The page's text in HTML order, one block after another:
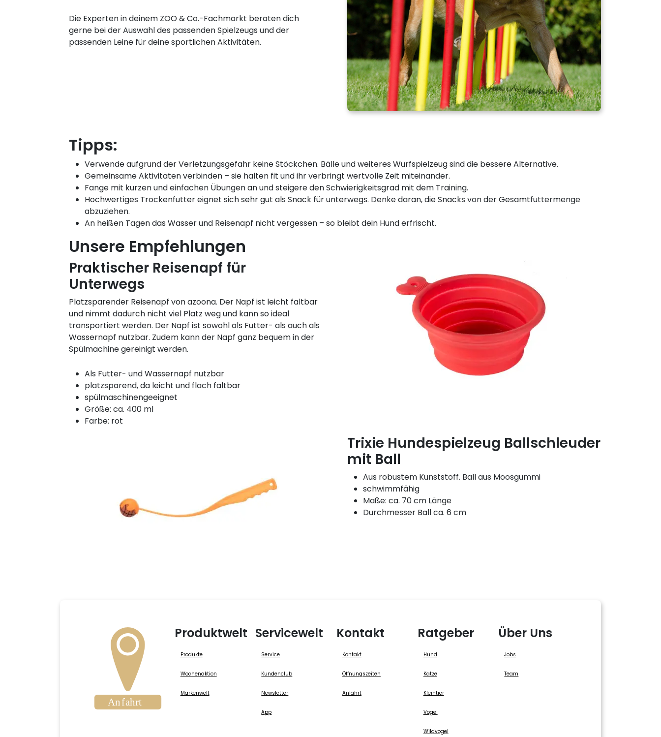
Die Experten in deinem ZOO & Co.-Fachmarkt beraten dich
gerne bei der Auswahl des passenden Spielzeugs und der
passenden Leine für deine sportlichen Aktivitäten.
Tipps:
Verwende aufgrund der Verletzungsgefahr keine Stöckchen. Bälle und weiteres Wurfspielzeug sind die bessere Alternative.
Gemeinsame Aktivitäten verbinden – sie halten fit und ihr verbringt wertvolle Zeit miteinander.
Fange mit kurzen und einfachen Übungen an und steigere den Schwierigkeitsgrad mit dem Training.
Hochwertiges Trockenfutter eignet sich sehr gut als Snack für unterwegs. Denke daran, die Snacks von der Gesamtfuttermenge
abzuziehen.
An heißen Tagen das Wasser und Reisenapf nicht vergessen – so bleibt dein Hund erfrischt.
Unsere Empfehlungen
Praktischer Reisenapf für
Unterwegs
Platzsparender Reisenapf von azoona. Der Napf ist leicht faltbar
und nimmt dadurch nicht viel Platz weg und kann so ideal
transportiert werden. Der Napf ist sowohl als Futter- als auch als
Wassernapf nutzbar. Zudem kann der Napf ganz bequem in der
Spülmachine gereinigt werden.
Als Futter- und Wassernapf nutzbar
platzsparend, da leicht und flach faltbar
spülmaschinengeeignet
Größe: ca. 400 ml
Farbe: rot
Trixie Hundespielzeug Ballschleuder
mit Ball
Aus robustem Kunststoff. Ball aus Moosgummi
schwimmfähig
Maße: ca. 70 cm Länge
Durchmesser Ball ca. 6 cm
Produktwelt
Produkte
Wochenaktion
Markenwelt
Servicewelt
Service
Kundenclub
Newsletter
App
Kontakt
Kontakt
Öffnungszeiten
Anfahrt
Ratgeber
Hund
Katze
Kleintier
Vogel
Wildvogel
Über Uns
Jobs
Team